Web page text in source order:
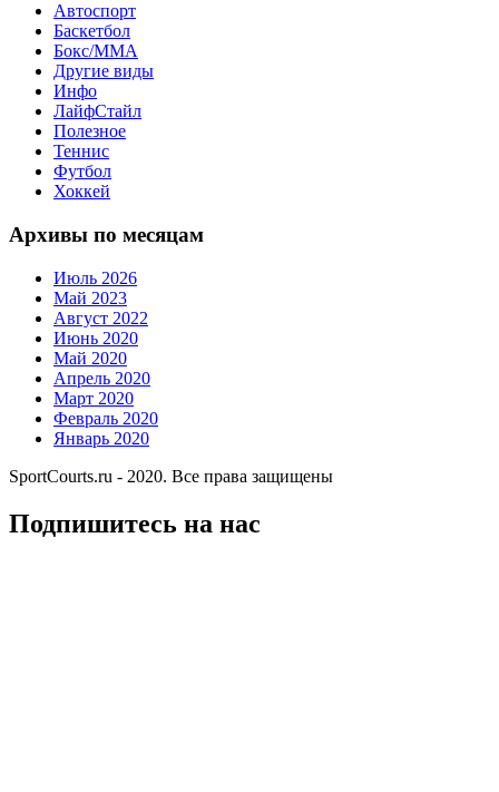
Автоспорт
Баскетбол
Бокс/MMA
Другие виды
Инфо
ЛайфСтайл
Полезное
Теннис
Футбол
Хоккей
Архивы по месяцам
Июль 2026
Май 2023
Август 2022
Июнь 2020
Май 2020
Апрель 2020
Март 2020
Февраль 2020
Январь 2020
SportCourts.ru - 2020. Все права защищены
Подпишитесь на нас